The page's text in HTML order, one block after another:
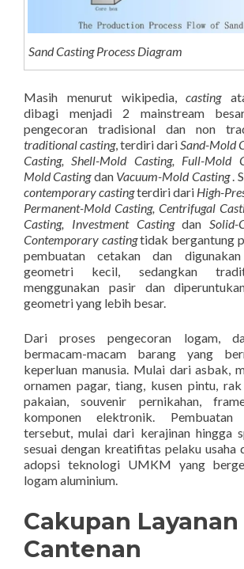
Sand Casting Process Diagram
Masih menurut wikipedia,casting
dibagi menjadi 2 mainstream
pengecoran tradisional dan non
traditional casting, terdiri dariSand-Mold
Casting, Shell-Mold Casting, Full-Mold
Mold CastingdanVacuum-Mold Casting.
contemporary castingterdiri dari High-
Permanent-Mold Casting, Centrifugal
Casting, Investment Castingdan Solid-
Contemporary castingtidak bergantung
pembuatan cetakan dan
geometri kecil, sedangkan
menggunakan pasir dan
geometri yang lebih besar.
Dari proses pengecoran logam,
bermacam-macam barang yang
keperluan manusia. Mulai dari asbak,
ornamen pagar, tiang, kusen pintu,
pakaian, souvenir pernikahan,
komponen elektronik. Pembuatan
tersebut, mulai dari kerajinan hingga
sesuai dengan kreatifitas pelaku usaha
adopsi teknologi UMKM yang
logam aluminium.
Cakupan Layanan
Cantenan